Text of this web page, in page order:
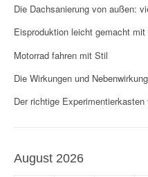
g
a
t
i
o
Die Dachsanierung von außen:
Eisproduktion leicht gemacht
Motorrad fahren mit Stil
Die Wirkungen und
Der richtige
August 2026